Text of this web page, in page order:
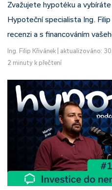
Zvažujete hypotéku a
Hypoteční specialista Ing.
recenzi a s financováním
Ing. Filip Křivánek
aktualizováno:
2 minuty k přečtení